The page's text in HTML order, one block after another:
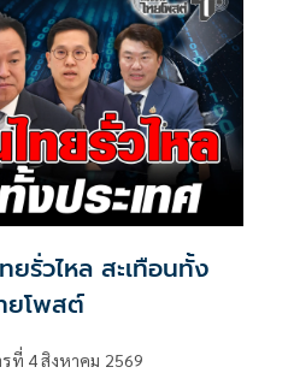
ารจัดซื้อจัดจ้างภาครัฐ" ว่า คณะ
ด้วยตัวแทน สส.
ยรั่วไหล สะเทือนทั้ง
ยโพสต์
ที่ 4 สิงหาคม 2569